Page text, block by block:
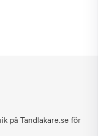
på Tandlakare.se för